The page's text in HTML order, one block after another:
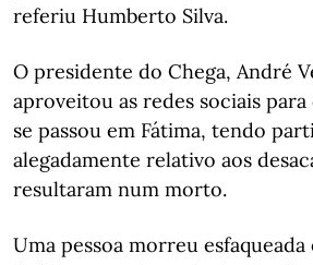
referiu Humberto Silva.
O presidente do Chega, André
aproveitou as redes sociais
se passou em Fátima, tendo
alegadamente relativo aos
resultaram num morto.
Uma pessoa morreu